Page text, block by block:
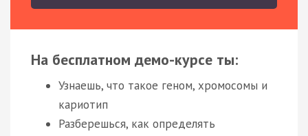
На бесплатном демо-курсе ты:
Узнаешь, что такое геном, хромосомы и
кариотип
Разберешься, как определять